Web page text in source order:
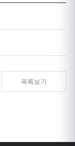
목록보기